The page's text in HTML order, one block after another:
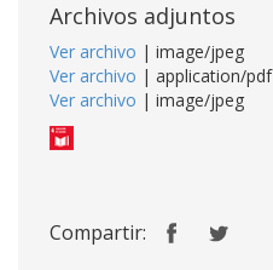
Archivos adjuntos
Ver archivo | image/jpeg
Ver archivo | application/pdf
Ver archivo | image/jpeg
Compartir: